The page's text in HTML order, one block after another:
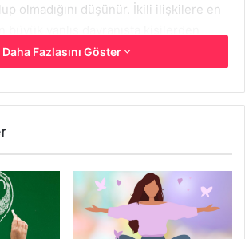
olmadığını düşünür. İkili ilişkilere en
olmaya çalışan biri olmasıdır. Sevgiliniz
yaşadınız ve siz olayı nasıl
düşünmek yerine sürekli kendinizin
hiç bitmemeye ve eşiniz ya da
başlayacaktır. Haklı olmaya
sorunu çözmeye odaklanırsanız asıl o
olursunuz.
Daha Fazlasını Göster